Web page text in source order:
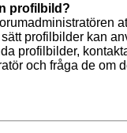
profilbild?
profilbilder kan
profilbilder,
och fråga de om